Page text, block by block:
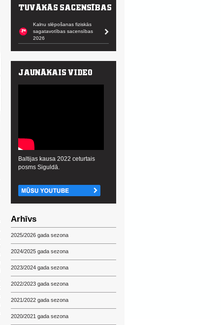
Kalnu slēpošanas fiziskās
sagatavotības sacensības
2026
Baltijas kausa 2022 ceturtais
posms Siguldā.
Arhīvs
2025/2026 gada sezona
2024/2025 gada sezona
2023/2024 gada sezona
2022/2023 gada sezona
2021/2022 gada sezona
2020/2021 gada sezona